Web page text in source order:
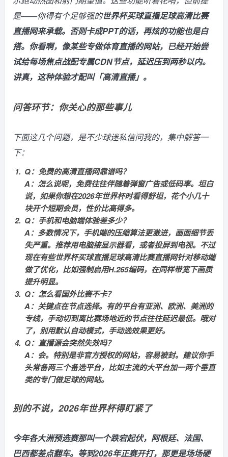
是——你得有个足够强的世界杯买球直播足球高清比赛
直播网来承载。否则卡成PPT的话，再炫的功能也是白
搭。你看啊，像某些专做体育直播的网站，已经开始尝
试给每场焦点战配专属CDN节点，延迟压到两秒以内。
讲真，这种体验才配叫「高清直播」。
问答环节：你关心的那些事儿
下面这几个问题，是不少球迷私信问我的，集中解答一
下：
Q：免费的高清直播网靠谱吗？
A：怎么说呢，免费往往伴随着弹窗广告或低码率。坦白
说，如果你想在2026年世界杯时看得舒坦，花个小几十
块开个短期会员，性价比高得多。
Q：手机和电脑端体验差多少？
A：多数情况下，手机端的压缩算法更激进，画面细节丢
失严重。推荐用电脑接显示器看，或者投屏到电视。不过
现在有些世界杯买球直播足球高清比赛直播网针对移动端
做了优化，比如强制启用H.265编码，在同样带宽下画质
提升明显。
Q：怎么看国外比赛不卡？
A：关键点在节点选择。有的平台有亚洲、欧洲、美洲的
专线，手动切到离比赛场地近的节点往往延迟最低。哦对
了，别用默认自动模式，手动选效果更好。
Q：直播源会突然失效吗？
A：会。特别是非官方授权的网站，容易被封。建议你手
头常备两三个备选平台，比如主流的大平台加一两个垂直
类的专门做足球的网站。
别的不说，2026年世界杯得盯紧了
今年各大洲预选赛那叫一个跌宕起伏，阿根廷、法国、
巴西都差点翻车。等到2026年正赛开打，那更是场场硬